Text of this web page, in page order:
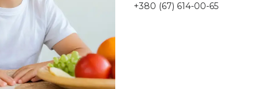
+380 (67) 614-00-65